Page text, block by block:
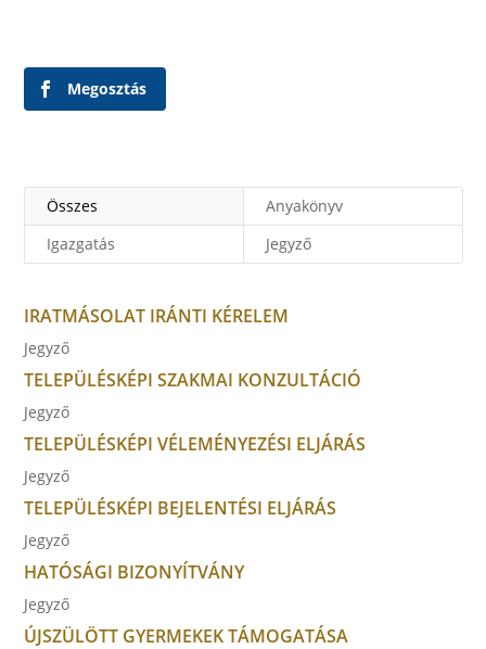
Megosztás
Összes
Anyakönyv
Igazgatás
Jegyző
IRATMÁSOLAT IRÁNTI KÉRELEM
Jegyző
TELEPÜLÉSKÉPI SZAKMAI KONZULTÁCIÓ
Jegyző
TELEPÜLÉSKÉPI VÉLEMÉNYEZÉSI ELJÁRÁS
Jegyző
TELEPÜLÉSKÉPI BEJELENTÉSI ELJÁRÁS
Jegyző
HATÓSÁGI BIZONYÍTVÁNY
Jegyző
ÚJSZÜLÖTT GYERMEKEK TÁMOGATÁSA